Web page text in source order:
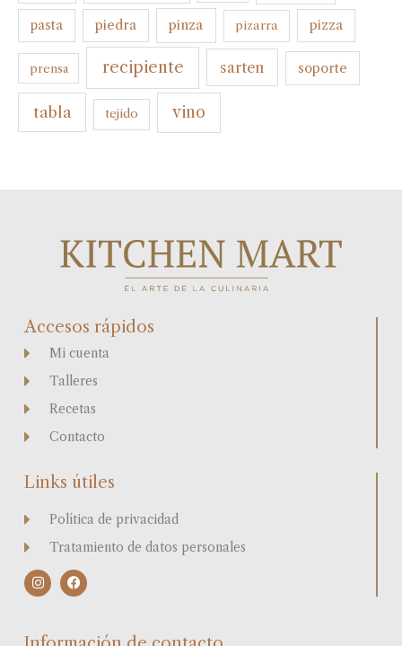
pasta piedra pinza pizarra pizza
prensa recipiente sarten soporte
tabla tejido vino
Accesos rápidos
Mi cuenta
Talleres
Recetas
Contacto
Links útiles
Política de privacidad
Tratamiento de datos personales
I
n
s
F
a
c